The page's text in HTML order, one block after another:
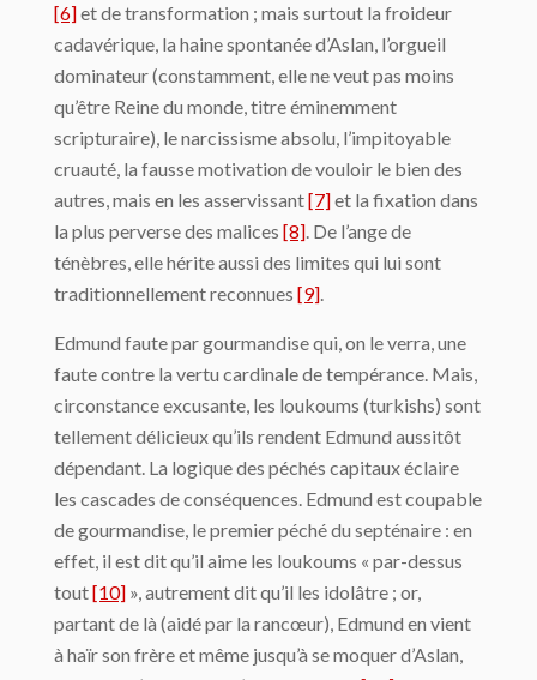
[6]et de transformation ; mais surtout la froideur
cadavérique, la haine spontanée d’Aslan, l’orgueil
dominateur (constamment, elle ne veut pas moins
qu’être Reine du monde, titre éminemment
scripturaire), le narcissisme absolu, l’impitoyable
cruauté, la fausse motivation de vouloir le bien des
autres, mais en les asservissant[7]et la fixation dans
la plus perverse des malices [8]. De l’ange de
ténèbres, elle hérite aussi des limites qui lui sont
traditionnellement reconnues [9].
Edmund faute par gourmandise qui, on le verra, une
faute contre la vertu cardinale de tempérance. Mais,
circonstance excusante, les loukoums (turkishs) sont
tellement délicieux qu’ils rendent Edmund aussitôt
dépendant. La logique des péchés capitaux éclaire
les cascades de conséquences. Edmund est coupable
de gourmandise, le premier péché du septénaire : en
effet, il est dit qu’il aime les loukoums « par-dessus
tout[10] », autrement dit qu’il les idolâtre ; or,
partant de là (aidé par la rancœur), Edmund en vient
à haïr son frère et même jusqu’à se moquer d’Aslan,